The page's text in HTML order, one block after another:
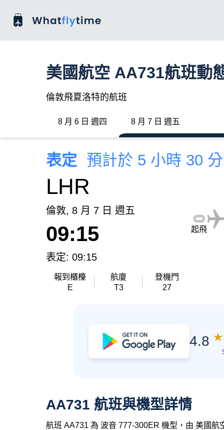
美國航空 AA731航班動
倫敦飛夏洛特的航班
8 月 6 日 週四 8 月 7 日 週五
表定 預計於 5 小時 30
LHR
倫敦, 8 月 7 日 週五
09:15
表定: 09:15
報到櫃檯
E
航廈
T3
登機門
27
起飛
4.8 ★
AA731 航班與機型詳情
航班 AA731 為 波音 777-300ER 機型，由 美國航